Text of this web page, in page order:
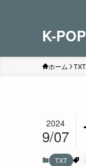
K-
ホーム TXT
2024
9/07
TXT